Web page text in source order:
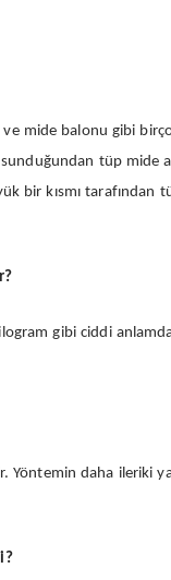
mide balonu gibi
tüp mide
bir kısmı
gibi ciddi
daha ileriki